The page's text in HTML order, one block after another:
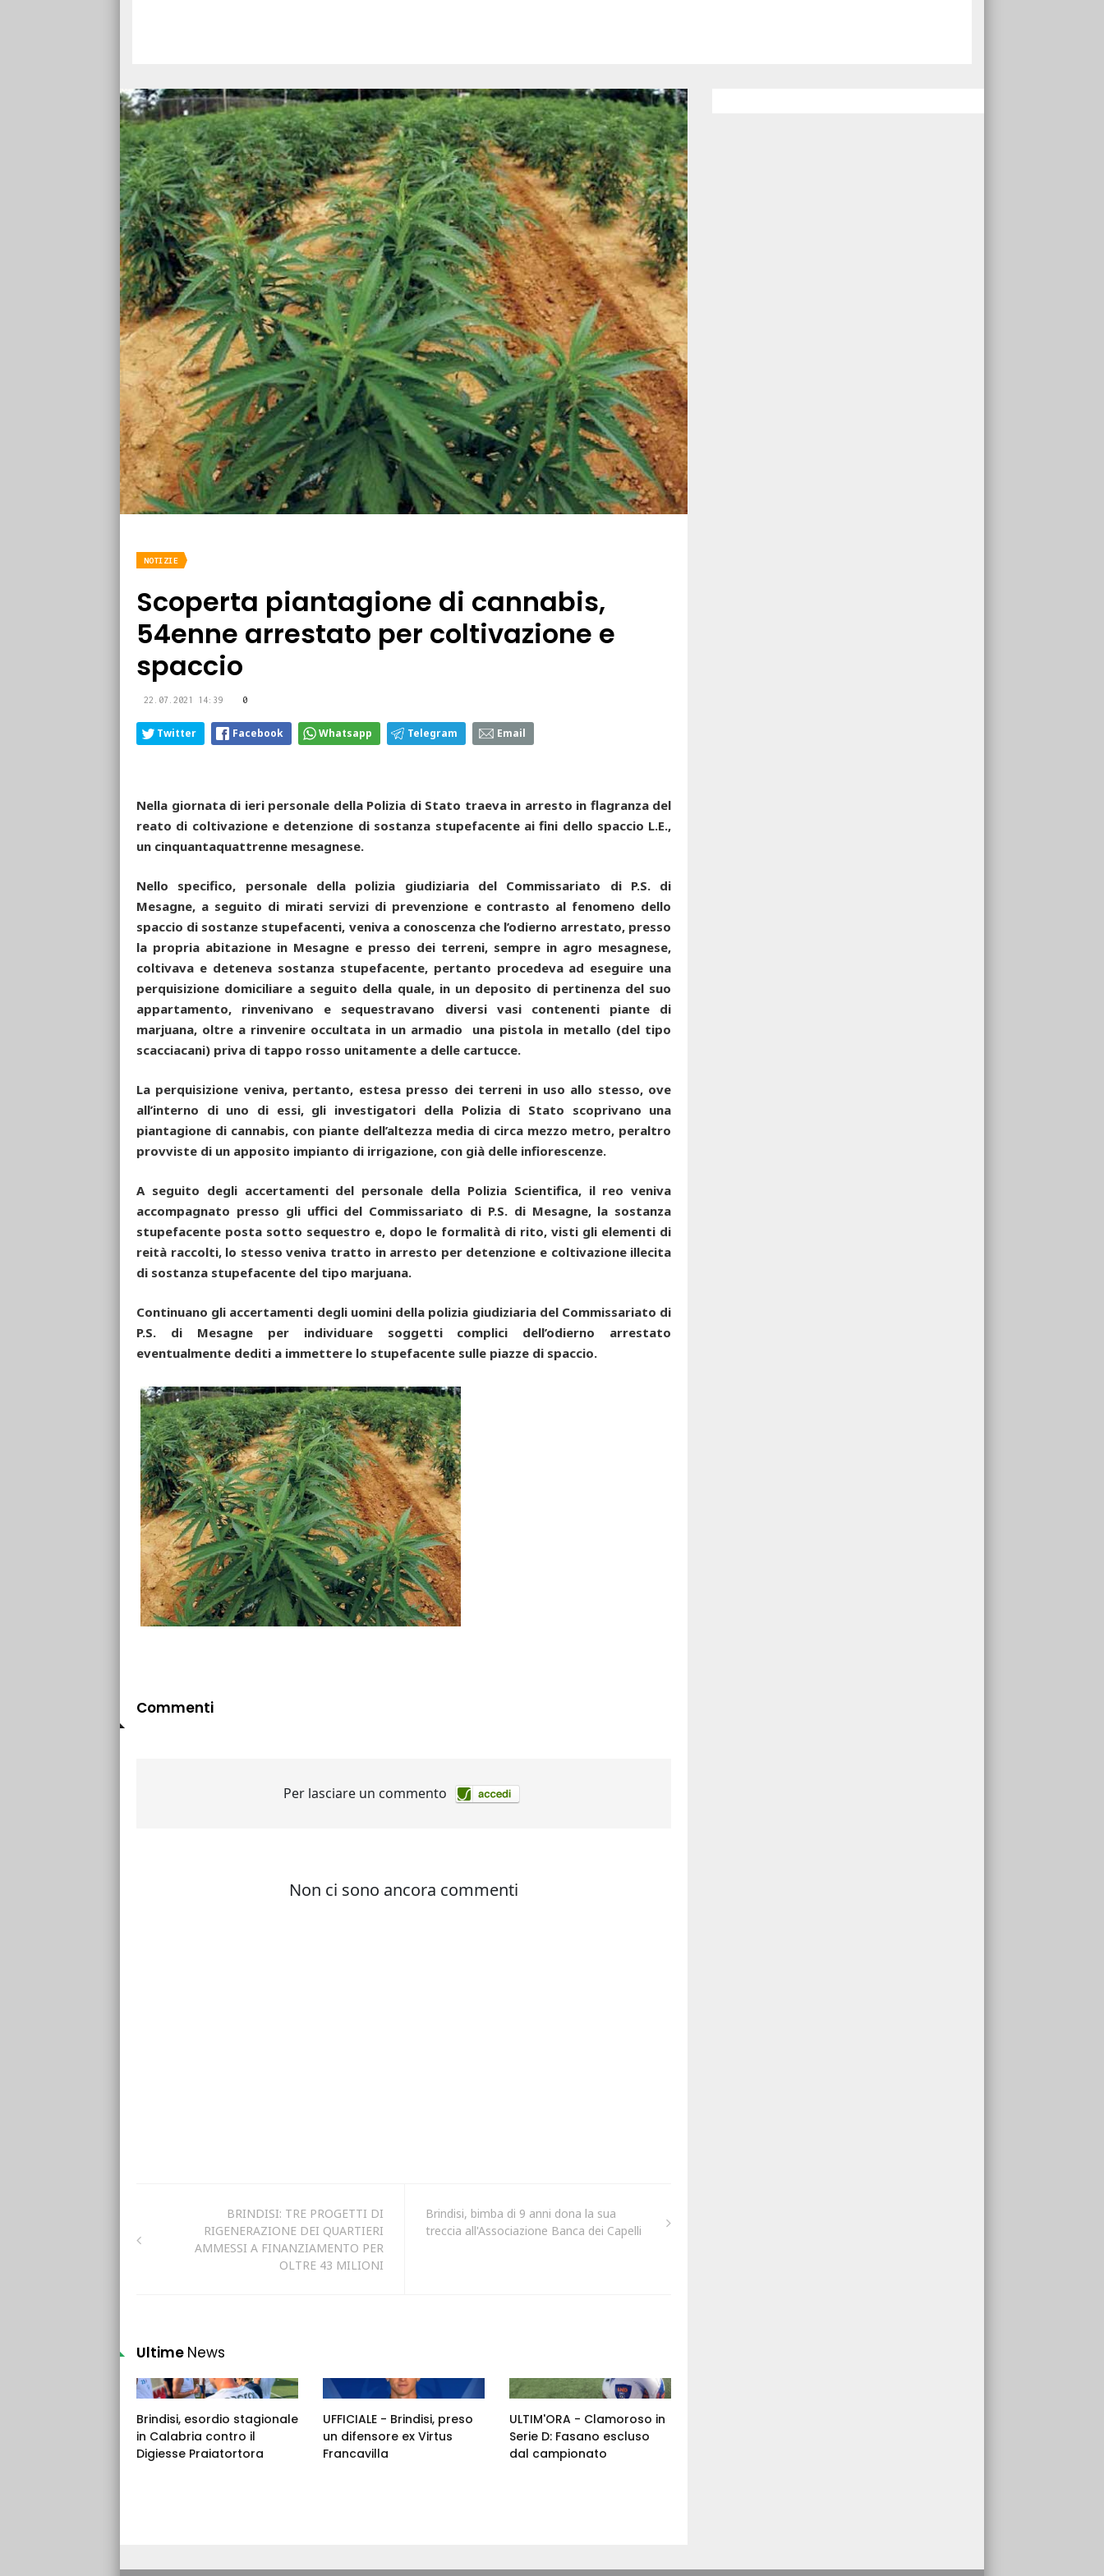
NOTIZIE
Scoperta piantagione di cannabis,
54enne arrestato per coltivazione e
spaccio
22.07.2021 14:39 0
Twitter Facebook Whatsapp Telegram Email
Nella giornata di ieri personale della Polizia di Stato traeva in arresto in flagranza del
reato di coltivazione e detenzione di sostanza stupefacente ai fini dello spaccio L.E.,
un cinquantaquattrenne mesagnese.
Nello specifico, personale della polizia giudiziaria del Commissariato di P.S. di
Mesagne, a seguito di mirati servizi di prevenzione e contrasto al fenomeno dello
spaccio di sostanze stupefacenti, veniva a conoscenza che l’odierno arrestato, presso
la propria abitazione in Mesagne e presso dei terreni, sempre in agro mesagnese,
coltivava e deteneva sostanza stupefacente, pertanto procedeva ad eseguire una
perquisizione domiciliare a seguito della quale, in un deposito di pertinenza del suo
appartamento, rinvenivano e sequestravano diversi vasi contenenti piante di
marjuana, oltre a rinvenire occultata in un armadio una pistola in metallo (del tipo
scacciacani) priva di tappo rosso unitamente a delle cartucce.
La perquisizione veniva, pertanto, estesa presso dei terreni in uso allo stesso, ove
all’interno di uno di essi, gli investigatori della Polizia di Stato scoprivano una
piantagione di cannabis, con piante dell’altezza media di circa mezzo metro, peraltro
provviste di un apposito impianto di irrigazione, con già delle infiorescenze.
A seguito degli accertamenti del personale della Polizia Scientifica, il reo veniva
accompagnato presso gli uffici del Commissariato di P.S. di Mesagne, la sostanza
stupefacente posta sotto sequestro e, dopo le formalità di rito, visti gli elementi di
reità raccolti, lo stesso veniva tratto in arresto per detenzione e coltivazione illecita
di sostanza stupefacente del tipo marjuana.
Continuano gli accertamenti degli uomini della polizia giudiziaria del Commissariato di
P.S. di Mesagne per individuare soggetti complici dell’odierno arrestato
eventualmente dediti a immettere lo stupefacente sulle piazze di spaccio.
Commenti
BRINDISI: TRE PROGETTI DI
RIGENERAZIONE DEI QUARTIERI
AMMESSI A FINANZIAMENTO PER
OLTRE 43 MILIONI
Brindisi, bimba di 9 anni dona la sua
treccia all'Associazione Banca dei Capelli
Ultime News
Brindisi, esordio stagionale
in Calabria contro il
Digiesse Praiatortora
UFFICIALE - Brindisi, preso
un difensore ex Virtus
Francavilla
ULTIM'ORA - Clamoroso in
Serie D: Fasano escluso
dal campionato